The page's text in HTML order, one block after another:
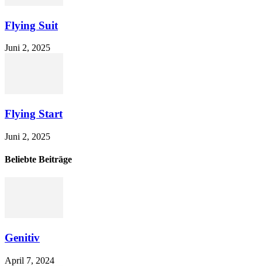
Flying Suit
Juni 2, 2025
Flying Start
Juni 2, 2025
Beliebte Beiträge
Genitiv
April 7, 2024